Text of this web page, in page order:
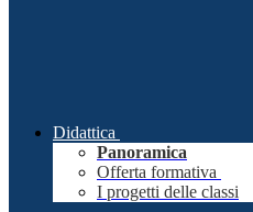
Didattica
Panoramica
Offerta formativa
I progetti delle classi